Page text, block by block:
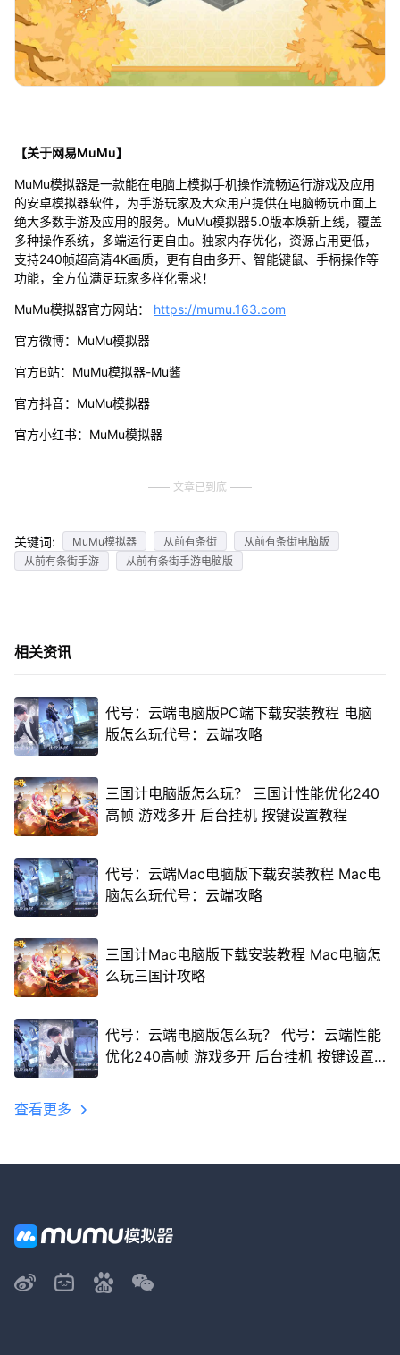
【关于网易MuMu】
MuMu模拟器是一款能在电脑上模拟手机操作流畅运行游戏及应用
的安卓模拟器软件，为手游玩家及大众用户提供在电脑畅玩市面上
绝大多数手游及应用的服务。MuMu模拟器5.0版本焕新上线，覆盖
多种操作系统，多端运行更自由。独家内存优化，资源占用更低，
支持240帧超高清4K画质，更有自由多开、智能键鼠、手柄操作等
功能，全方位满足玩家多样化需求！
MuMu模拟器官方网站： https://mumu.163.com
官方微博：MuMu模拟器
官方B站：MuMu模拟器-Mu酱
官方抖音：MuMu模拟器
官方小红书：MuMu模拟器
文章已到底
关键词: MuMu模拟器 从前有条街
从前有条街电脑版
从前有条街手游
从前有条街手游电脑版
相关资讯
代号：云端电脑版PC端下载安装教程 电脑
版怎么玩代号：云端攻略
三国计电脑版怎么玩？ 三国计性能优化240
高帧 游戏多开 后台挂机 按键设置教程
代号：云端Mac电脑版下载安装教程 Mac电
脑怎么玩代号：云端攻略
三国计Mac电脑版下载安装教程 Mac电脑怎
么玩三国计攻略
代号：云端电脑版怎么玩？ 代号：云端性能
优化240高帧 游戏多开 后台挂机 按键设置
查看更多